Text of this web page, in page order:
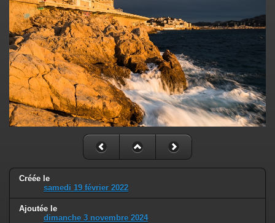
Créée le
samedi 19 février 2022
Ajoutée le
dimanche 3 novembre 2024